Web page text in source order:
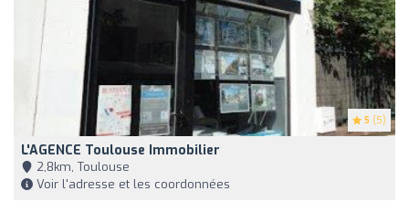
5 (5)
L'AGENCE Toulouse Immobilier
2,8km, Toulouse
Voir l'adresse et les coordonnées